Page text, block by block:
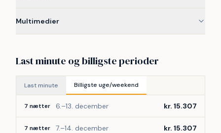
Multimedier
Last minute og billigste perioder
Last minute Billigste uge/weekend
7 nætter 6.–13. december kr. 15.307
7 nætter 7.–14. december kr. 15.307